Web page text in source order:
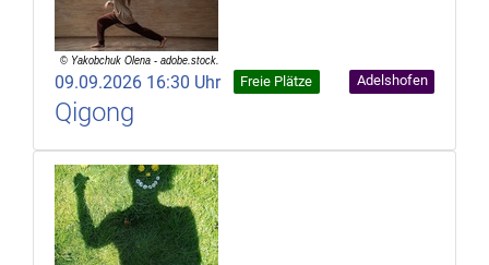
09.09.2026 16:30 Uhr Freie Plätze Adelshofen
Qigong